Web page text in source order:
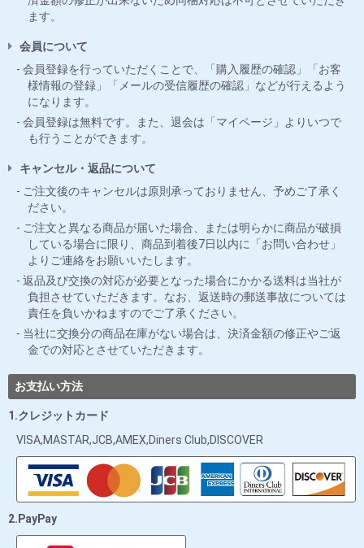
ます。
会員について
会員登録を行っていただくことで、「購入履歴の確認」「お客
様情報の登録」「メールの受信履歴の確認」などが行えるよう
になります。
会員登録は無料です。また、退会は「マイページ」よりいつで
も行うことができます。
キャンセル・返品について
ご注文後のキャンセルは原則承っておりません、予めご了承く
ださい。
ご注文と異なる商品が届いた場合、または明らかに商品が破損
している場合に限り、商品到着後7日以内に「お問い合わせ」
よりご連絡をお願いいたします。
返品及び交換の対応が必要となった場合にかかる送料は当社が
負担させていただきます。なお、返送時の郵送事故については
責任を負いかねますのでご了承ください。
当社に交換分の商品在庫がない場合は、決済金額の修正やご返
金での対応とさせていただきます。
お支払い方法
1.クレジットカード
VISA,MASTAR,JCB,AMEX,Diners Club,DISCOVER
2.PayPay